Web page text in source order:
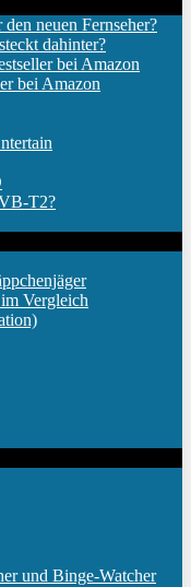
neuen Fernseher?
dahinter?
bei Amazon
bei Amazon
T2?
Vergleich
und Binge-Watcher